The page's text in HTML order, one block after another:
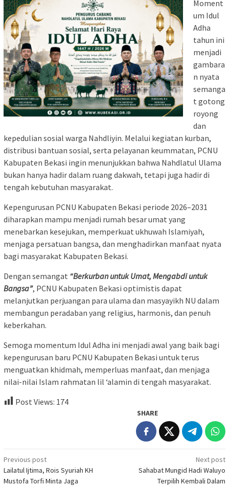
Moment
um Idul
Adha
tahun ini
menjadi
gambara
n nyata
semanga
t gotong
royong
dan
kepedulian sosial warga Nahdliyin. Melalui kegiatan kurban,
distribusi bantuan sosial, serta pelayanan keummatan, PCNU
Kabupaten Bekasi ingin menunjukkan bahwa Nahdlatul Ulama
bukan hanya hadir dalam ruang dakwah, tetapi juga hadir di
tengah kebutuhan masyarakat.
Kepengurusan PCNU Kabupaten Bekasi periode 2026–2031
diharapkan mampu menjadi rumah besar umat yang
menebarkan kesejukan, memperkuat ukhuwah Islamiyah,
menjaga persatuan bangsa, dan menghadirkan manfaat nyata
bagi masyarakat Kabupaten Bekasi.
Dengan semangat “Berkurban untuk Umat, Mengabdi untuk
Bangsa”, PCNU Kabupaten Bekasi optimistis dapat
melanjutkan perjuangan para ulama dan masyayikh NU dalam
membangun peradaban yang religius, harmonis, dan penuh
keberkahan.
Semoga momentum Idul Adha ini menjadi awal yang baik bagi
kepengurusan baru PCNU Kabupaten Bekasi untuk terus
menguatkan khidmah, memperluas manfaat, dan menjaga
nilai-nilai Islam rahmatan lil ‘alamin di tengah masyarakat.
Post Views: 174
SHARE
Post
navigation
Previous post
Lailatul Ijtima, Rois Syuriah KH
Mustofa Torfi Minta Jaga
Next post
Sahabat Mungid Hadi Waluyo
Terpilih Kembali Dalam